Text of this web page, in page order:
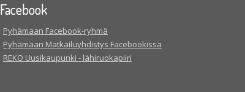
Facebook
Pyhämaan Facebook-ryhmä
Pyhämaan Matkailuyhdistys Facebookissa
REKO Uusikaupunki - lähiruokapiiri